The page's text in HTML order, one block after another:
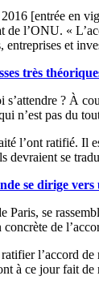
[entrée en
de l’ONU. «
et
très
s’attendre ? À
n’est pas du
l’ont ratifié. Il
devraient se
se dirige
se
de
l’accord
à ce jour fait de